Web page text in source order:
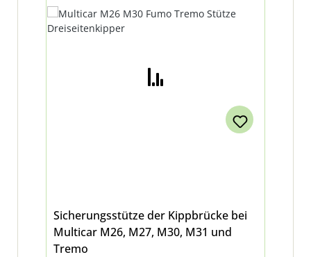
Sicherungsstütze der Kippbrücke bei
Multicar M26, M27, M30, M31 und
Tremo